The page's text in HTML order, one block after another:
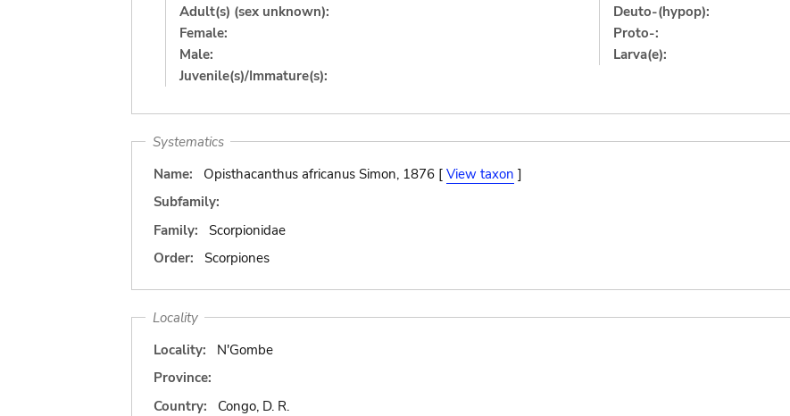
Adult(s) (sex unknown):
Female:
Male:
Juvenile(s)/Immature(s):
Deuto-(hypop):
Proto-:
Larva(e):
Systematics
Name:
Opisthacanthus africanus Simon, 1876 [ View taxon ]
Subfamily:
Family:
Scorpionidae
Order:
Scorpiones
Locality
Locality:
N'Gombe
Province:
Country:
Congo, D. R.